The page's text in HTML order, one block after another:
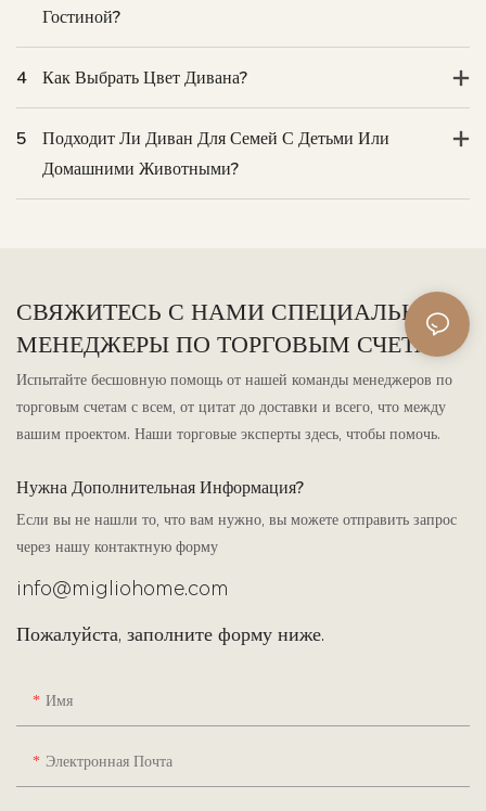
Гостиной?
4 Как Выбрать Цвет Дивана?
5
Подходит Ли Диван Для Семей С Детьми Или
Домашними Животными?
СВЯЖИТЕСЬ С НАМИ СПЕЦИАЛЬНЫЕ
МЕНЕДЖЕРЫ ПО ТОРГОВЫМ СЧЕТАМ
Испытайте бесшовную помощь от нашей команды менеджеров по
торговым счетам с всем, от цитат до доставки и всего, что между
вашим проектом. Наши торговые эксперты здесь, чтобы помочь.
Нужна Дополнительная Информация?
Если вы не нашли то, что вам нужно, вы можете отправить запрос
через нашу контактную форму
info@migliohome.com
Пожалуйста, заполните форму ниже.
Имя
Электронная Почта